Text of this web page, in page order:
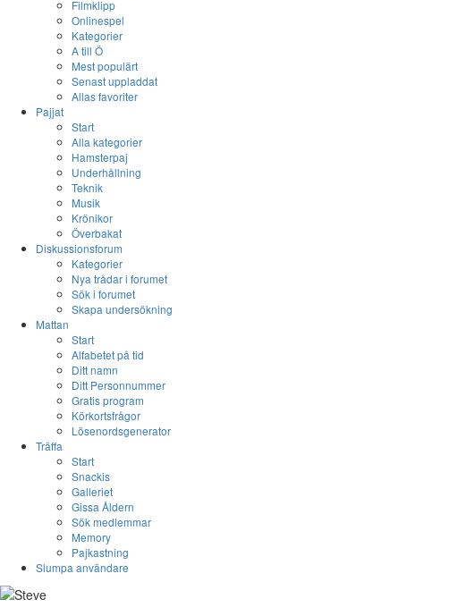
Filmklipp
Onlinespel
Kategorier
A till Ö
Mest populärt
Senast uppladdat
Allas favoriter
Pajjat
Start
Alla kategorier
Hamsterpaj
Underhållning
Teknik
Musik
Krönikor
Överbakat
Diskussionsforum
Kategorier
Nya trådar i forumet
Sök i forumet
Skapa undersökning
Mattan
Start
Alfabetet på tid
Ditt namn
Ditt Personnummer
Gratis program
Körkortsfrågor
Lösenordsgenerator
Träffa
Start
Snackis
Galleriet
Gissa Åldern
Sök medlemmar
Memory
Pajkastning
Slumpa användare